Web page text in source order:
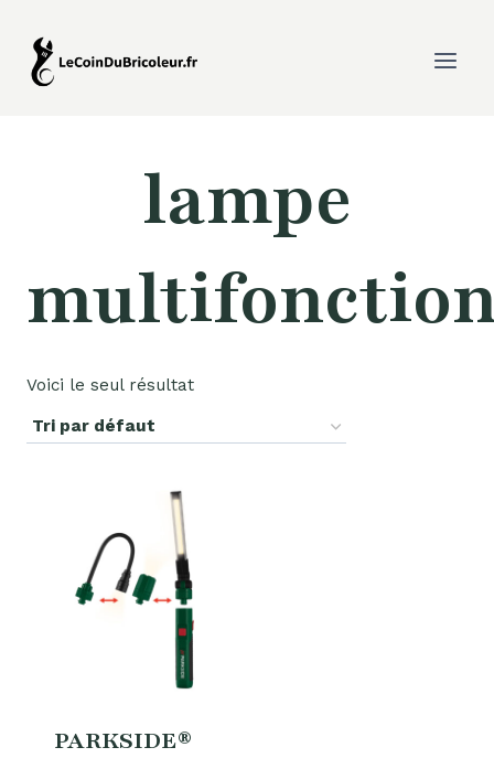
contenu
lampe
Voici le seul résultat
PARKSIDE®